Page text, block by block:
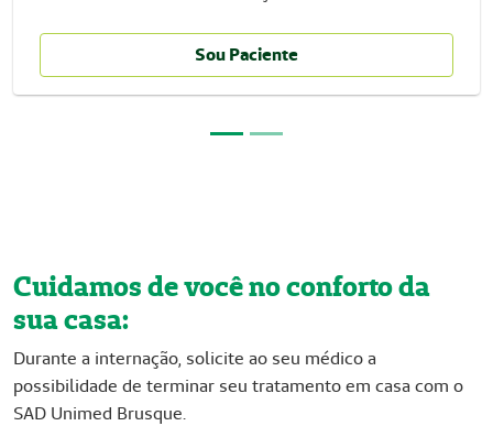
Sou Paciente
Cuidamos de você no conforto da
sua casa:
Durante a internação, solicite ao seu médico a
possibilidade de terminar seu tratamento em casa com o
SAD Unimed Brusque.